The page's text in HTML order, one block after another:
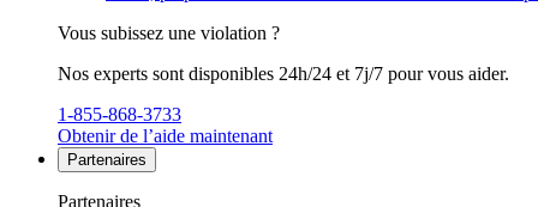
Vous subissez une violation ?
Nos experts sont disponibles 24h/24 et 7j/7 pour vous aider.
1-855-868-3733
Obtenir de l’aide maintenant
Partenaires
Partenaires